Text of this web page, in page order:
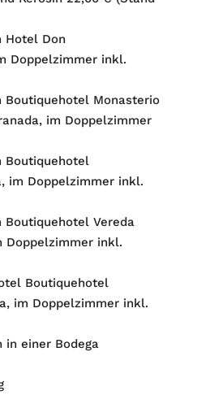
Hotel Don
Doppelzimmer inkl.
Boutiquehotel Monasterio
im Doppelzimmer
Boutiquehotel
Doppelzimmer inkl.
Boutiquehotel Vereda
Doppelzimmer inkl.
Boutiquehotel
im Doppelzimmer inkl.
in einer Bodega